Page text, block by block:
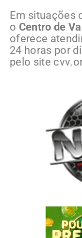
Em situações
o Centro de
oferece
24 horas por
pelo site